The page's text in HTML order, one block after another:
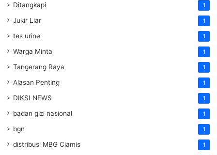
Ditangkapi 1
Jukir Liar 1
tes urine 1
Warga Minta 1
Tangerang Raya 1
Alasan Penting 1
DIKSI NEWS 1
badan gizi nasional 1
bgn 1
distribusi MBG Ciamis 1